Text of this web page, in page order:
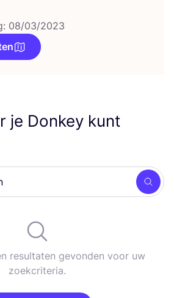
08/03/2023
je Donkey kunt
Zoek
resultaten gevonden voor uw
zoekcriteria.